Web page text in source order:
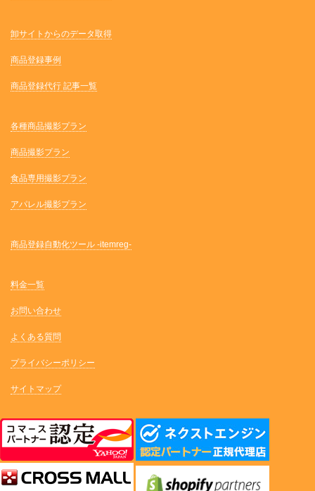
卸サイトからのデータ取得
商品登録事例
商品登録代行 記事一覧
各種商品撮影プラン
商品撮影プラン
食品専用撮影プラン
アパレル撮影プラン
商品登録自動化ツール -itemreg-
料金一覧
お問い合わせ
よくある質問
プライバシーポリシー
サイトマップ